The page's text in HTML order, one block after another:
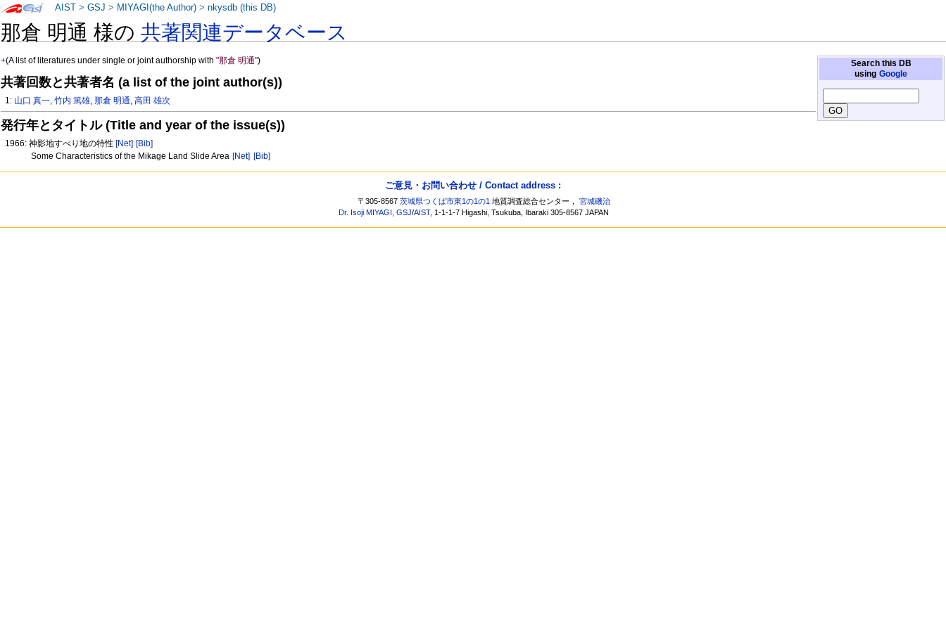
那倉 明通 様の共著関連データベース
Search this DB
using Google
+(A list of literatures under single or joint authorship with"那倉 明通")
共著回数と共著者名 (a list of the joint author(s))
1: 山口 真一,竹内 篤雄,那倉 明通,高田 雄次
発行年とタイトル (Title and year of the issue(s))
1966: 神影地すべり地の特性 [Net] [Bib]
Some Characteristics of the Mikage Land Slide Area [Net] [Bib]
AIST >GSJ > MIYAGI(the Author) >nkysdb (this DB)
ご意見・お問い合わせ / Contact address :
〒305-8567茨城県つくば市東1の1の1 地質調査総合センター，宮城磯治
Dr. Isoji MIYAGI ,GSJ/AIST, 1-1-1-7 Higashi, Tsukuba, Ibaraki 305-8567 JAPAN